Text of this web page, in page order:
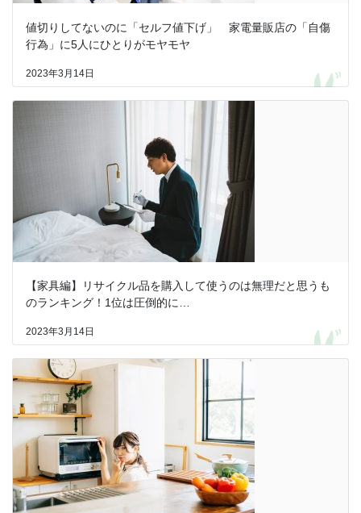
値切りしてないのに「セルフ値下げ」 家電量販店の「自傷
行為」に5人にひとりがモヤモヤ
2023年3月14日
【家具編】リサイクル品を購入して使うのは無理だと思うも
のランキング！1位は圧倒的に…
2023年3月14日